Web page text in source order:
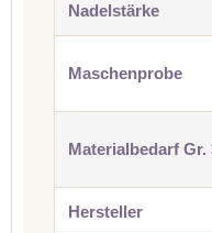
Nadelstärke
Maschenprobe
Materialbedarf Gr.
Hersteller